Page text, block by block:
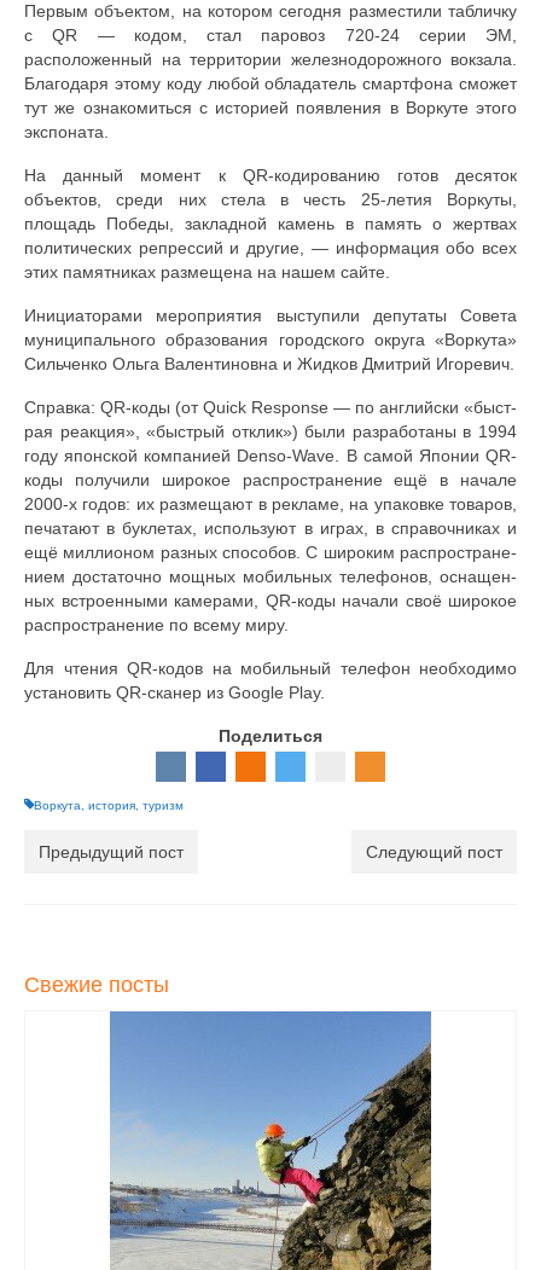
Первым объектом, на котором сегодня разместили табличку
c QR — кодом, стал паровоз 720-24 серии ЭМ,
расположенный на территории железнодорожного вокзала.
Благодаря этому коду любой обладатель смартфона сможет
тут же ознакомиться с историей появления в Воркуте этого
экспоната.
На данный момент к QR-кодированию готов десяток
объектов, среди них стела в честь 25-летия Воркуты,
площадь Победы, закладной камень в память о жертвах
политических репрессий и другие, — информация обо всех
этих памятниках размещена на нашем сайте.
Инициаторами мероприятия выступили депутаты Совета
муниципального образования городского округа «Воркута»
Сильченко Ольга Валентиновна и Жидков Дмитрий Игоревич.
Справка: QR-ко­ды (от Quick Re­sponse — по ан­глий­ски «быст­
рая ре­ак­ция», «быст­рый от­клик») бы­ли раз­ра­бо­та­ны в 1994
го­ду япон­ской ком­па­ни­ей Den­so-Wave. В са­мой Япо­нии QR-
ко­ды по­лу­чи­ли ши­ро­кое рас­про­стра­не­ние ещё в на­ча­ле
2000-х го­дов: их раз­ме­ща­ют в ре­кла­ме, на упа­ков­ке то­ва­ров,
пе­ча­та­ют в бук­ле­тах, ис­поль­зу­ют в иг­рах, в спра­воч­ни­ках и
ещё мил­ли­о­ном раз­ных способов. С ши­ро­ким рас­про­стра­не­
ни­ем до­ста­точ­но мощ­ных мо­биль­ных те­ле­фо­нов, осна­щен­
ных встро­ен­ны­ми ка­ме­ра­ми, QR-ко­ды на­ча­ли своё ши­ро­кое
рас­про­стра­не­ние по все­му ми­ру.
Для чтения QR-кодов на мобильный телефон необ­хо­ди­мо
уста­но­вить QR-сканер из Google Play.
Поделиться
Воркута история туризм
Предыдущий пост Следующий пост
Свежие посты